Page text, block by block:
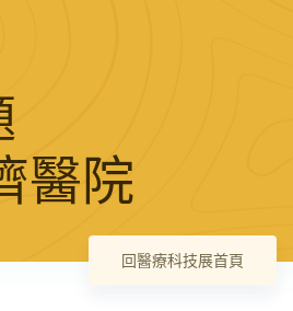
醫院
回醫療科技展首頁